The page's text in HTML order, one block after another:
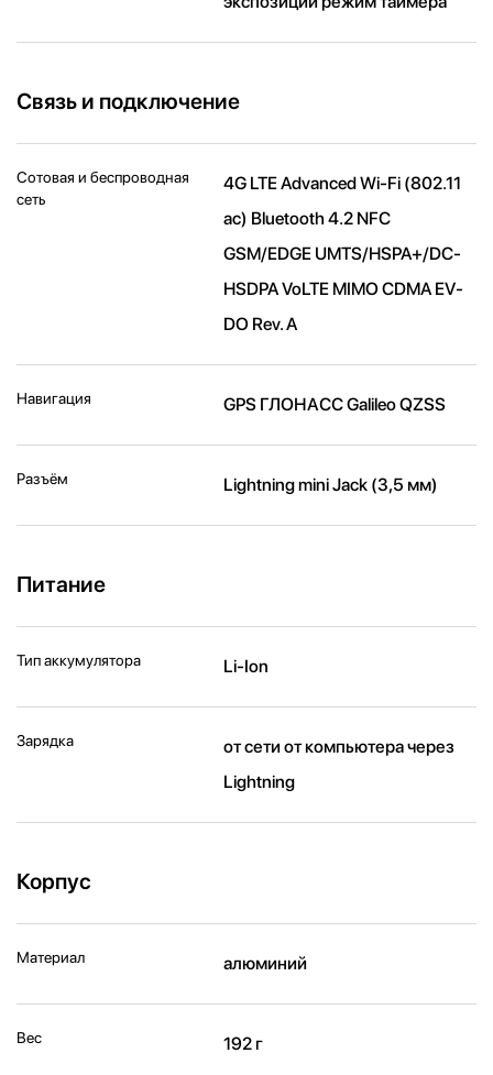
Связь и подключение
Сотовая и беспроводная
сеть
4G LTE Advanced Wi-Fi (802.11​
ac) Bluetooth 4.2 NFC
GSM/EDGE UMTS/​HSPA+/​DC-
HSDPA VoLTE MIMO CDMA EV-
DO Rev. A
Навигация GPS ГЛОНАСС Galileo QZSS
Разъём Lightning mini Jack (3,5 мм)
Питание
Тип аккумулятора Li-Ion
Зарядка
от сети от компьютера через
Lightning
Корпус
Материал алюминий
Вес 192 г